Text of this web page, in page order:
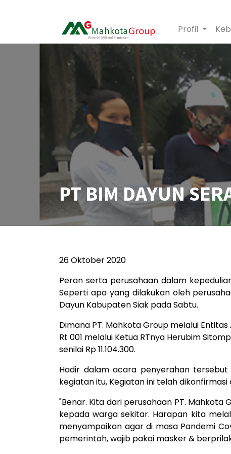
Profil
PT BIM DAYUN
26 Oktober 2020
Peran serta perusahaan dalam
Seperti apa yang dilakukan oleh
Dayun Kabupaten Siak pada Sabtu.
Dimana PT. Mahkota Group melalui
Rt 001 melalui Ketua RTnya Herubim
senilai Rp 11.104.300.
Hadir dalam acara penyerahan
kegiatan itu, Kegiatan ini telah dikonfirmasi
"Benar. Kita dari perusahaan PT. Mahkota
kepada warga sekitar. Harapan kita
menyampaikan agar di masa Pandemi
pemerintah, wajib pakai masker &